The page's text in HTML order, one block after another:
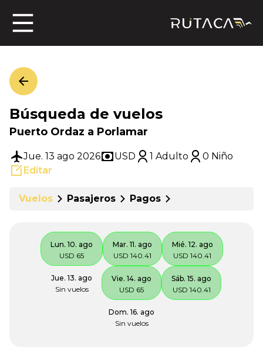
Búsqueda de vuelos
Puerto Ordaz a Porlamar
Jue. 13 ago 2026 USD 1 Adulto
0 Niño
Editar
Vuelos Pasajeros Pagos
Lun. 10. ago
USD 65
Mar. 11. ago
USD 140.41
Mié. 12. ago
USD 140.41
Jue. 13. ago
Sin vuelos
Vie. 14. ago
USD 65
Sáb. 15. ago
USD 140.41
Dom. 16. ago
Sin vuelos